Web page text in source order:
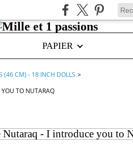
PAPIER
(46 CM) - 18 INCH DOLLS >
YOU TO NUTARAQ
Nutaraq - I introduce you to